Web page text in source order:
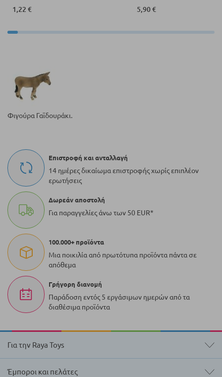
1,22 € 5,90 €
Φιγούρα Γαϊδουράκι.
Επιστροφή και ανταλλαγή
14 ημέρες δικαίωμα επιστροφής χωρίς επιπλέον
ερωτήσεις
Δωρεάν αποστολή
Για παραγγελίες άνω των 50 EUR*
100.000+ προϊόντα
Μια ποικιλία από πρωτότυπα προϊόντα πάντα σε
απόθεμα
Γρήγορη διανομή
Παράδοση εντός 5 εργάσιμων ημερών από τα
διαθέσιμα προϊόντα
Για την Raya Toys
Έμποροι και πελάτες